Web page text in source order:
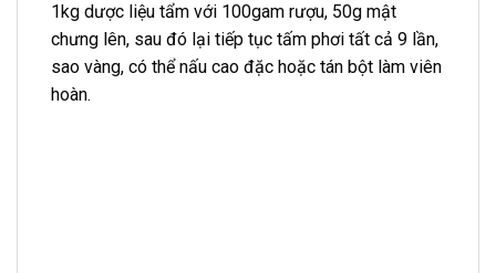
1kg dược liệu tẩm với 100gam rượu, 50g mật
chưng lên, sau đó lại tiếp tục tấm phơi tất cả 9 lần,
sao vàng, có thể nấu cao đặc hoặc tán bột làm viên
hoàn.